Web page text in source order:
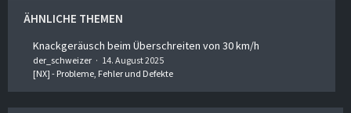
ÄHNLICHE THEMEN
Knackgeräusch beim Überschreiten von 30 km/h
der_schweizer
14. August 2025
[NX] - Probleme, Fehler und Defekte